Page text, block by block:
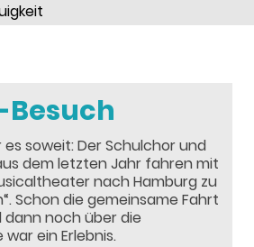
es soweit: Der Schulchor und
dem letzten Jahr fahren mit
nach Hamburg zu
Schon die gemeinsame Fahrt
dann noch über die
ein Erlebnis.